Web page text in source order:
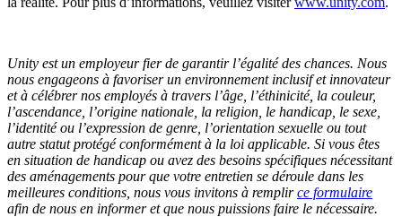
Unity est un employeur fier de garantir l’égalité des chances. Nous
nous engageons à favoriser un environnement inclusif et innovateur
et à célébrer nos employés à travers l’âge, l’éthinicité, la couleur,
l’ascendance, l’origine nationale, la religion, le handicap, le sexe,
l’identité ou l’expression de genre, l’orientation sexuelle ou tout
autre statut protégé conformément à la loi applicable. Si vous êtes
en situation de handicap ou avez des besoins spécifiques nécessitant
des aménagements pour que votre entretien se déroule dans les
meilleures conditions, nous vous invitons à remplirce formulaire
afin de nous en informer et que nous puissions faire le nécessaire.